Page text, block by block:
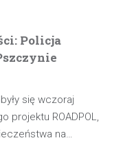
Policja
się wczoraj
projektu ROADPOL,
na…